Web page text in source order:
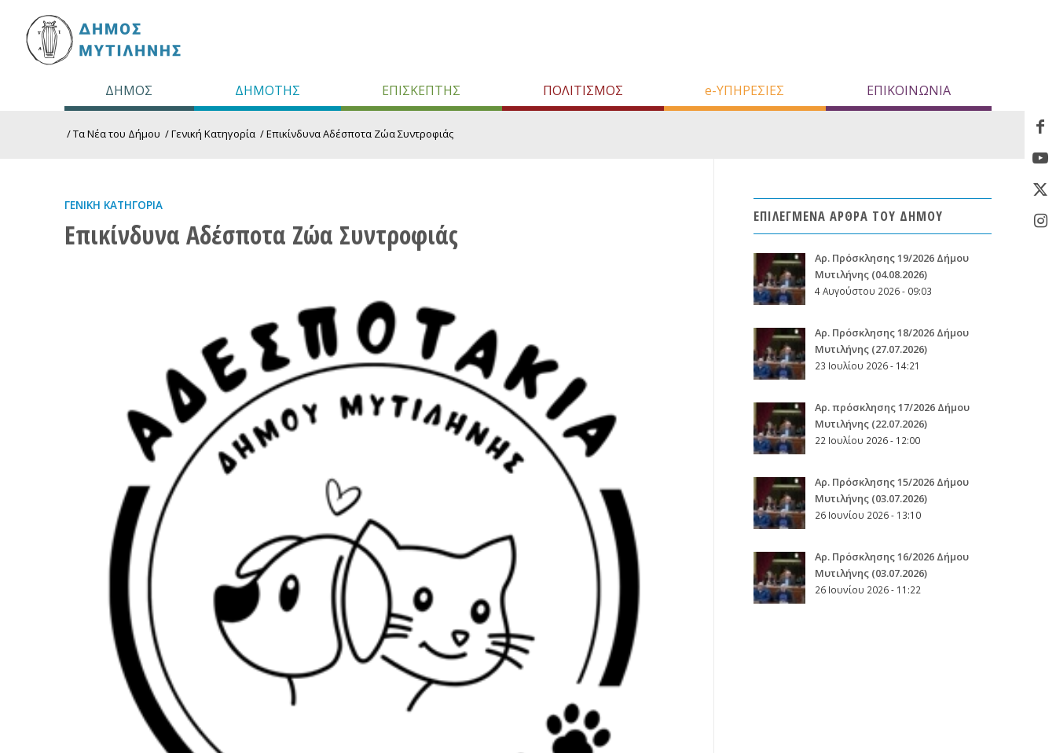
ΔΗΜΟΣ ΔΗΜΟΤΗΣ ΕΠΙΣΚΕΠΤΗΣ ΠΟΛΙΤΙΣΜΟΣ e-ΥΠΗΡΕΣΙΕΣ ΕΠΙΚΟΙΝΩΝΙΑ
/Τα Νέα του Δήμου /Γενική Κατηγορία /Επικίνδυνα Αδέσποτα Ζώα Συντροφιάς
ΓΕΝΙΚΉ ΚΑΤΗΓΟΡΊΑ
Επικίνδυνα Αδέσποτα Ζώα Συντροφιάς
ΕΠΙΛΕΓΜΕΝΑ ΑΡΘΡΑ ΤΟΥ ΔΗΜΟΥ
Aρ. Πρόσκλησης 19/2026 Δήμου
Μυτιλήνης (04.08.2026)
4 Αυγούστου 2026 - 09:03
Aρ. Πρόσκλησης 18/2026 Δήμου
Μυτιλήνης (27.07.2026)
23 Ιουλίου 2026 - 14:21
Αρ. πρόσκλησης 17/2026 Δήμου
Μυτιλήνης (22.07.2026)
22 Ιουλίου 2026 - 12:00
Aρ. Πρόσκλησης 15/2026 Δήμου
Μυτιλήνης (03.07.2026)
26 Ιουνίου 2026 - 13:10
Aρ. Πρόσκλησης 16/2026 Δήμου
Μυτιλήνης (03.07.2026)
26 Ιουνίου 2026 - 11:22